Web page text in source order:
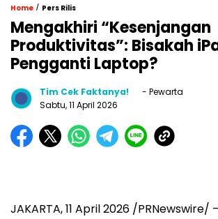
Home / Pers Rilis
Mengakhiri “Kesenjangan
Produktivitas”: Bisakah
Pengganti Laptop?
Tim Cek Faktanya!
- Pewarta
Sabtu, 11 April 2026
JAKARTA, 11 April 2026 /